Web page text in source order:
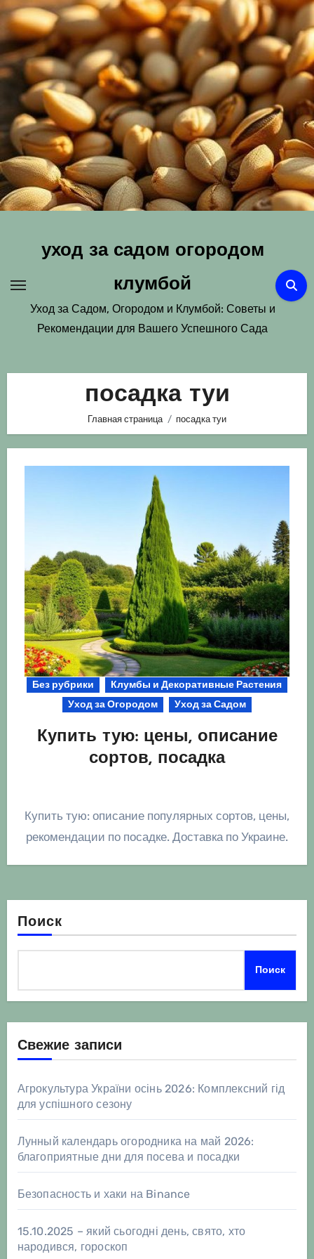
Перейти
содержимому
уход за садом огородом
клумбой
Уход за Садом, Огородом и Клумбой: Советы и
Рекомендации для Вашего Успешного Сада
посадка туи
Главная страница посадка туи
Без рубрики
Клумбы и Декоративные Растения
Уход за Огородом
Уход за Садом
Купить тую: цены, описание
сортов, посадка
Купить тую: описание популярных сортов, цены,
рекомендации по посадке. Доставка по Украине.
Поиск
Поиск
Свежие записи
Агрокультура України осінь 2026: Комплексний гід
для успішного сезону
Лунный календарь огородника на май 2026:
благоприятные дни для посева и посадки
Безопасность и хаки на Binance
15.10.2025 – який сьогодні день, свято, хто
народився, гороскоп